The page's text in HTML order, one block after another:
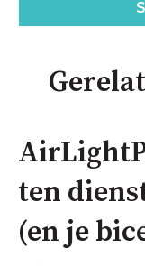
ten
(en je